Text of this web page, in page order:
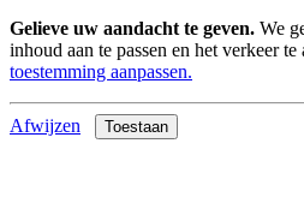
Gelieve uw aandacht te geven. We
inhoud aan te passen en het verkeer
toestemming aanpassen.
Afwijzen Toestaan